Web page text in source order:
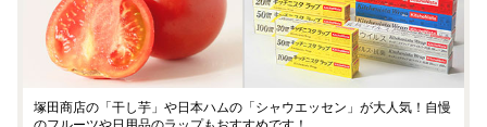
塚田商店の「干し芋」や日本ハムの「シャウエッセン」が大人気！自慢